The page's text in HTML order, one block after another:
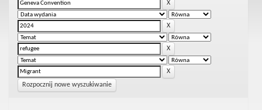
Rozpocznij nowe wyszukiwanie